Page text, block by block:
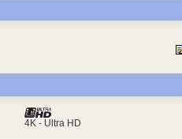
4K - Ultra HD